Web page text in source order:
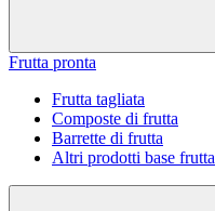
Frutta pronta
Frutta tagliata
Composte di frutta
Barrette di frutta
Altri prodotti base frutta